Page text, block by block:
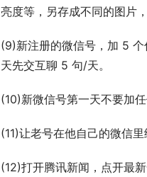
亮度等，另存成不同的图片
(9)新注册的微信号，加 5
天先交互聊 5 句/天。
(10)新微信号第一天不要加
(11)让老号在他自己的微信
(12)打开腾讯新闻，点开最